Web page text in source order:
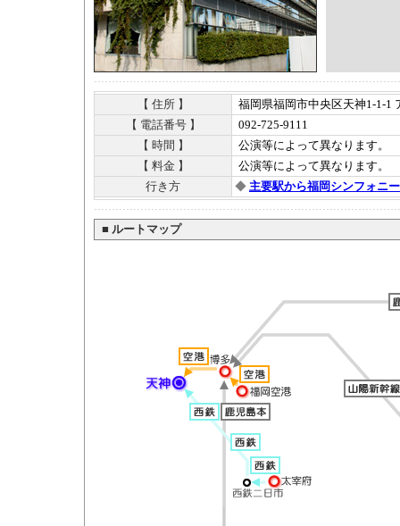
【 住所 】
福岡県福岡市中央区天神1-1-1
【 電話番号 】
092-725-9111
【 時間 】
公演等によって異なります。
【 料金 】
公演等によって異なります。
行き方
◆ 主要駅から福岡シンフォニ
■ ルートマップ